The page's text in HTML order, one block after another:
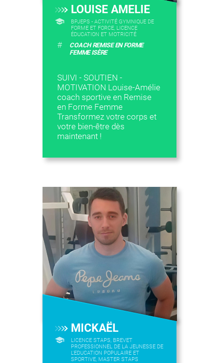
LOUISE AMELIE
BPJEPS - ACTIVITÉ GYMNIQUE DE
FORME ET FORCE, LICENCE
ÉDUCATION ET MOTRICITÉ
#
COACH REMISE EN FORME
FEMME ISÈRE
SUIVI - SOUTIEN -
MOTIVATION Louise-Amélie
coach sportive en Remise
en Forme Femme
Transformez votre corps et
votre bien-être dès
maintenant !
MICKAËL
LICENCE STAPS, BREVET
PROFESSIONNEL DE LA JEUNESSE DE
L'EDUCATION POPULAIRE ET
SPORTIVE, MASTER STAPS